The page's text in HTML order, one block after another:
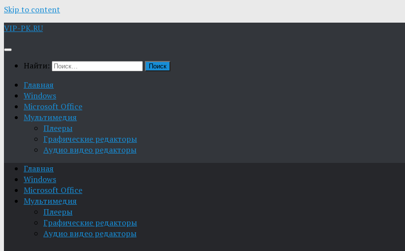
Skip to content
VIP-PK.RU
Найти:
Главная
Windows
Microsoft Office
Мультимедия
Плееры
Графические редакторы
Aудио видео редакторы
Главная
Windows
Microsoft Office
Мультимедия
Плееры
Графические редакторы
Aудио видео редакторы